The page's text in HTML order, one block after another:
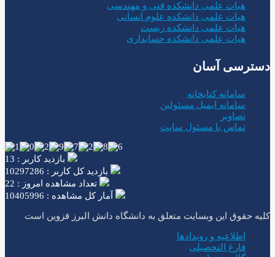
هیات علمی دانشکده فنی و مهندسی
هیات علمی دانشکده علوم انسانی
هیات علمی دانشکده زیست
هیات علمی دانشکده حسابداری
دسترسی آسان
سامانه کتابخانه
سامانه ایمیل مسئولین
تصاویر
تماس با مسئول سایت
بازدید کاربر : 13
بازدید کل کاربر : 10297286
تعداد مشاهده امروز : 22
آمار کل مشاهده : 10405996
کلیه حقوق این وبسایت متعلق به دانشگاه دانش البرز قزوین است
اطلاعیه و رویدادها
فارغ التحصیلی